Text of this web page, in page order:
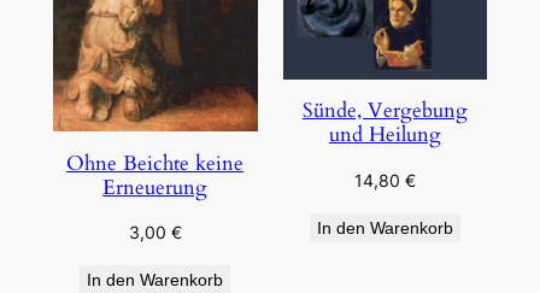
Ohne Beichte keine
Erneuerung
3,00 €
In den Warenkorb
Sünde, Vergebung
und Heilung
14,80 €
In den Warenkorb